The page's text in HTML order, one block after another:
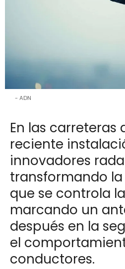
ADN
En las carreteras
reciente
innovadores
transformando
que se controla
marcando un
después en la
el
conductores.